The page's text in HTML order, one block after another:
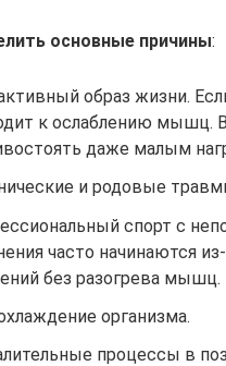
основные причины:
образ жизни.
к ослаблению мышц. В
даже малым
и родовые
спорт с
часто начинаются
без разогрева мышц.
организма.
процессы в